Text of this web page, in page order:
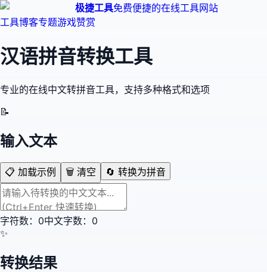
极捷工具免费便捷的在线工具网站
工具博客专题游戏赞赏
汉语拼音转换工具
专业的在线中文转拼音工具，支持多种格式和选项
📝
输入文本
📋 加载示例 🗑️ 清空 🔄 转换为拼音
字符数： 0中文字数： 0
✨
转换结果